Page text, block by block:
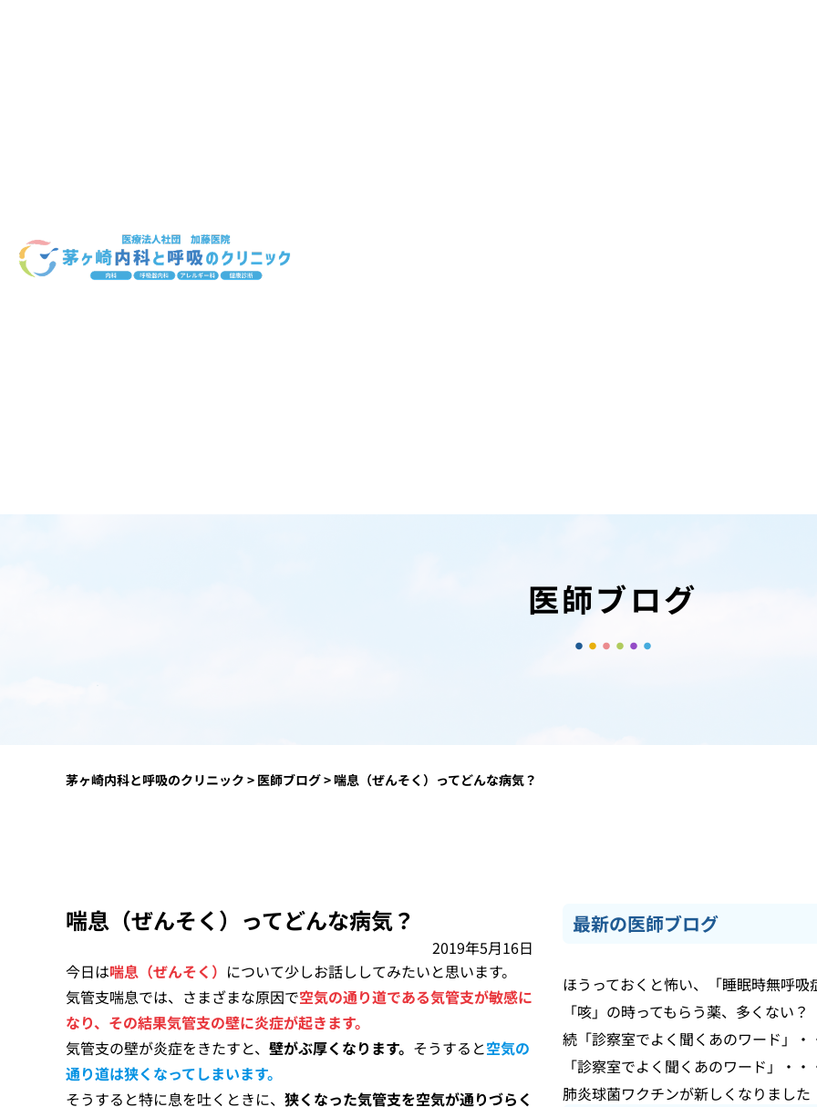
医師ブログ
茅ヶ崎内科と呼吸のクリニック > 医師ブログ>喘息（ぜんそく）ってどんな病気？
喘息（ぜんそく）ってどんな病気？
2019年5月16日
今日は喘息（ぜんそく） について少しお話ししてみたいと思います。
気管支喘息では、さまざまな原因で空気の通り道である気管支が敏感に
なり、その結果気管支の壁に炎症が起きます。
気管支の壁が炎症をきたすと、 壁がぶ厚くなります。 そうすると空気の
通り道は狭くなってしまいます。
そうすると特に息を吐くときに、 狭くなった気管支を空気が通りづらく
最新の医師ブログ
ほうっておくと怖い、「睡眠時無呼
「咳」の時ってもらう薬、多くない
続「診察室でよく聞くあのワード」
「診察室でよく聞くあのワード」・
肺炎球菌ワクチンが新しくなりまし